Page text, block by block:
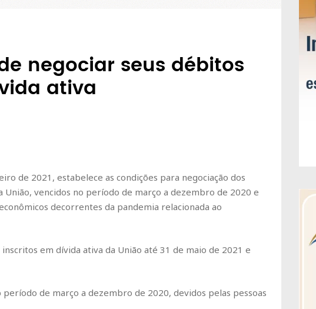
negociar seus débitos
ativa
de 2021, estabelece as condições para negociação dos
vencidos no período de março a dezembro de 2020 e
decorrentes da pandemia relacionada ao
em dívida ativa da União até 31 de maio de 2021 e
de março a dezembro de 2020, devidos pelas pessoas